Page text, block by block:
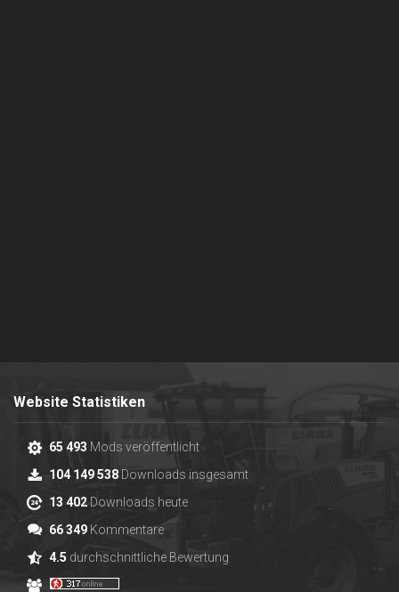
Website Statistiken
65 493 Mods veröffentlicht
104 149 538 Downloads insgesamt
13 402Downloads heute
66 349 Kommentare
4.5 durchschnittliche Bewertung